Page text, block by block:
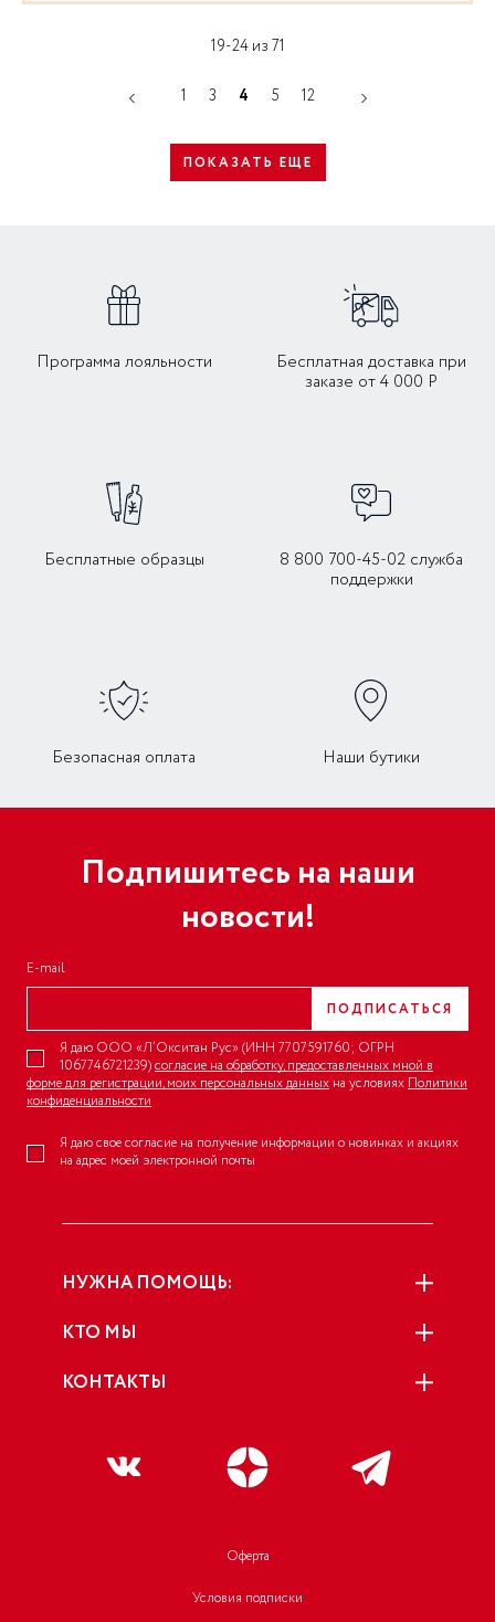
19-24 из 71
1 3 4 5 12
ПОКАЗАТЬ ЕЩЕ
Программа лояльности
Бесплатная доставка при
заказе от 4 000 Р
Бесплатные образцы
8 800 700-45-02 служба
поддержки
Безопасная оплата Наши бутики
Подпишитесь на наши
новости!
E-mail
ПОДПИСАТЬСЯ
Я даю ООО «Л’Окситан Рус» (ИНН 7707591760; ОГРН
1067746721239)согласие на обработку, предоставленных мной в
форме для регистрации, моих персональных данных на условиях Политики
конфиденциальности
Я даю свое согласие на получение информации о новинках и акциях
на адрес моей электронной почты
НУЖНА ПОМОЩЬ:
КТО МЫ
КОНТАКТЫ
Оферта
Условия подписки